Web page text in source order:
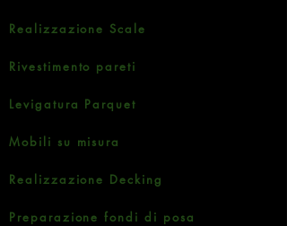
Realizzazione Scale
Rivestimento pareti
Levigatura Parquet
Mobili su misura
Realizzazione Decking
Preparazione fondi di posa